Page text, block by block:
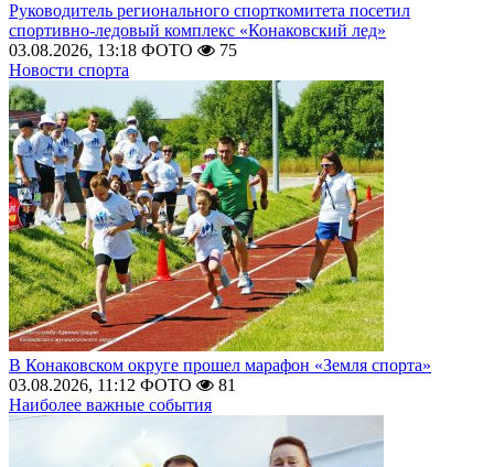
Руководитель регионального спорткомитета посетил
спортивно-ледовый комплекс «Конаковский лед»
03.08.2026, 13:18 ФОТО
75
Новости спорта
В Конаковском округе прошел марафон «Земля спорта»
03.08.2026, 11:12 ФОТО
81
Наиболее важные события